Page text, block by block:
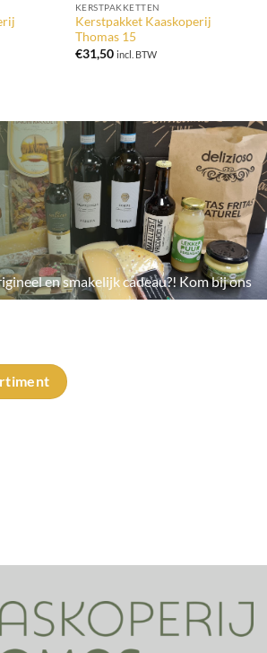
KERSTPAKKETTEN
Kerstpakket Kaaskoperij
Thomas 15
€31,50 incl. BTW
en smakelijk cadeau?! Kom bij ons
jou een mooi ingepakt cadeaupakket